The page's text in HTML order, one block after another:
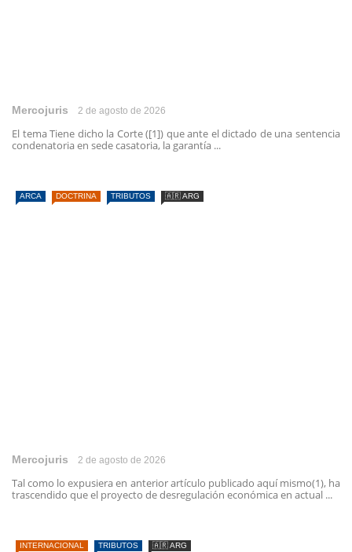
Mercojuris 2 de agosto de 2026
El tema Tiene dicho la Corte ([1]) que ante el dictado de una sentencia
condenatoria en sede casatoria, la garantía ...
ARCA DOCTRINA TRIBUTOS 🇦🇷 ARG
Mercojuris 2 de agosto de 2026
Tal como lo expusiera en anterior artículo publicado aquí mismo(1), ha
trascendido que el proyecto de desregulación económica en actual ...
INTERNACIONAL TRIBUTOS 🇦🇷 ARG